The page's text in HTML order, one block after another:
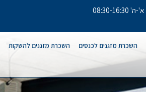
א'-ה' 08:30-16:30
השכרת מזגנים לכנסים השכרת מזגנים להשקות